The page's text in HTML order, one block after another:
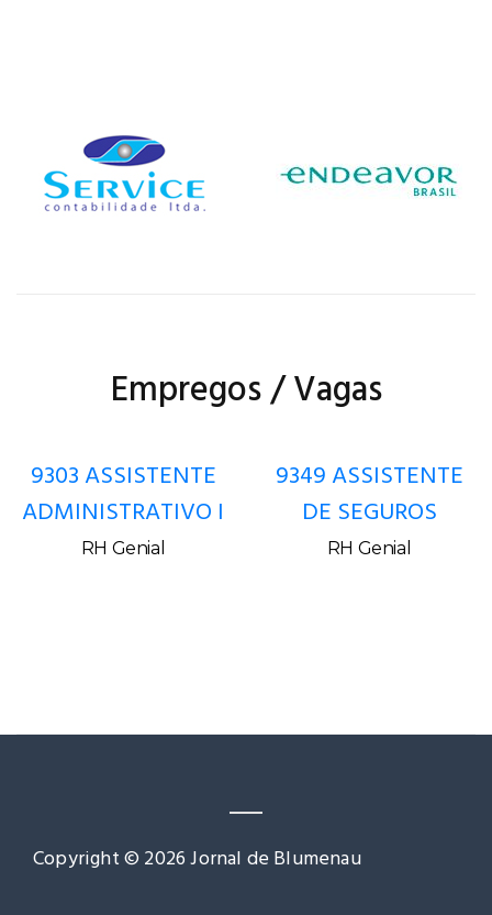
Empregos / Vagas
9303 ASSISTENTE
ADMINISTRATIVO I
RH Genial
9349 ASSISTENTE
DE SEGUROS
RH Genial
Copyright © 2026 Jornal de Blumenau